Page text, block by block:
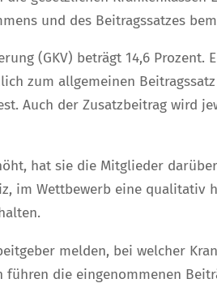
und des Beitragssatzes
(GKV) beträgt 14,6
zum allgemeinen
Auch der Zusatzbeitrag wird
hat sie die Mitglieder
im Wettbewerb eine qualitativ
melden, bei welcher
führen die eingenommenen